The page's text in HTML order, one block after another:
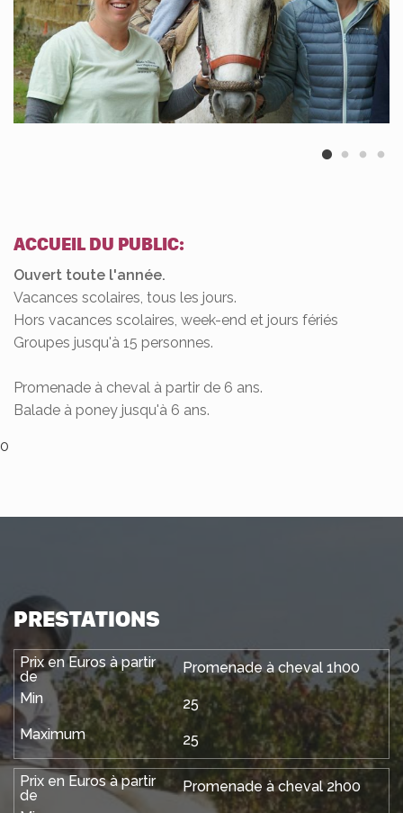
ACCUEIL DU PUBLIC:
Ouvert toute l'année.
Vacances scolaires, tous les jours.
Hors vacances scolaires, week-end et jours fériés
Groupes jusqu'à 15 personnes.
Promenade à cheval à partir de 6 ans.
Balade à poney jusqu'à 6 ans.
0
PRESTATIONS
Promenade à cheval 1h00
25
25
Promenade à cheval 2h00